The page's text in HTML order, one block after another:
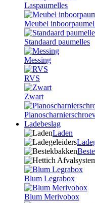
Laspaumelles
Meubel
Standaard paumelles
Messing
RVS
Zwart
Ladebeslag
Laden
Blum Legrabox
Blum Merivobox